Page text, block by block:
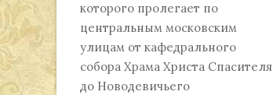
которого пролегает по
центральным московским
улицам от кафедрального
собора Храма Христа Спасителя
до Новодевичьего